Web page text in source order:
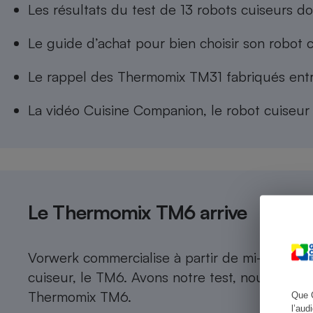
Que
Les résultats du test de 13 robots cuiseurs
Le guide d’achat pour bien choisir son robot
Le rappel des Thermomix TM31 fabriqués
La vidéo Cuisine Companion, le robot
Le Thermomix TM6 arrive
Vorwerk commercialise à partir de mi-mai
cuiseur, le TM6. Avons notre test, nous
Thermomix TM6.
Robot ménager